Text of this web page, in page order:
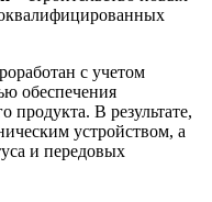
с учетом
обеспечения
продукта. В результате,
устройством, а
и передовых